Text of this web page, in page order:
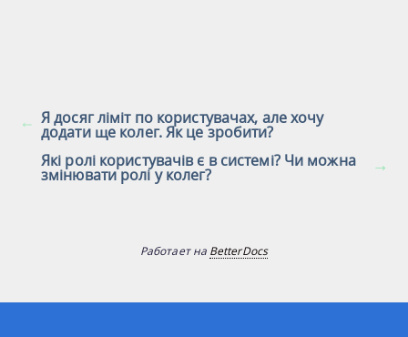
Я досяг ліміт по користувачах, але хочу
додати ще колег. Як це зробити?
Які ролі користувачів є в системі? Чи можна
змінювати ролі у колег?
Работает на BetterDocs